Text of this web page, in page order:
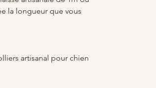
la longueur que vous
artisanal pour chien